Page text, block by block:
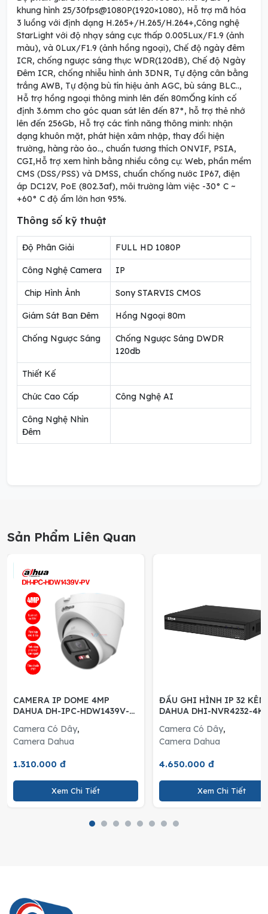
khung hình 25/30fps@1080P(1920×1080), Hỗ trợ mã hóa
3 luồng với định dạng H.265+/H.265/H.264+,Công nghệ
StarLight với độ nhạy sáng cực thấp 0.005Lux/F1.9 (ảnh
màu), và 0Lux/F1.9 (ảnh hồng ngoại), Chế độ ngày đêm
ICR, chống ngược sáng thực WDR(120dB), Chế độ Ngày
Đêm ICR, chống nhiễu hình ảnh 3DNR, Tự động cân bằng
trắng AWB, Tự động bù tín hiệu ảnh AGC, bù sáng BLC..,
Hỗ trợ hồng ngoại thông minh lên đến 80mỐng kính cố
định 3.6mm cho góc quan sát lên đến 87°, hỗ trợ thẻ nhớ
lên đến 256Gb, Hỗ trợ các tính năng thông minh: nhận
dạng khuôn mặt, phát hiện xâm nhập, thay đổi hiện
trường, hàng rào ảo.., chuẩn tương thích ONVIF, PSIA,
CGI,Hỗ trợ xem hình bằng nhiều công cụ: Web, phần mềm
CMS (DSS/PSS) và DMSS, chuẩn chống nước IP67, điện
áp DC12V, PoE (802.3af), môi trường làm việc -30° C ~
+60° C độ ẩm lớn hơn 95%.
Thông số kỹ thuật
Độ Phân Giải FULL HD 1080P
Công Nghệ Camera IP
️ Chip Hình Ảnh Sony STARVIS CMOS
Giám Sát Ban Đêm Hồng Ngoại 80m
Chống Ngược Sáng
Chống Ngược Sáng DWDR
120db
Thiết Kế
Chức Cao Cấp Công Nghệ AI
Công Nghệ Nhìn
Đêm
Sản Phẩm Liên Quan
CAMERA IP DOME 4MP
DAHUA DH-IPC-HDW1439V-
Camera Có Dây,
Camera Dahua
1.310.000 đ
Xem Chi Tiết
ĐẦU GHI HÌNH IP 32
DAHUA DHI-NVR4232-
Camera Có Dây,
Camera Dahua
4.650.000 đ
Xem Chi Tiết